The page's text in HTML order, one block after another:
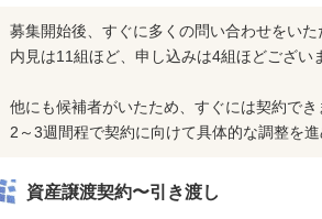
募集開始後、すぐに多くの問い合わせをいた
内見は11組ほど、申し込みは4組ほどござい
他にも候補者がいたため、すぐには契約でき
2～3週間程で契約に向けて具体的な調整を
資産譲渡契約〜引き渡し